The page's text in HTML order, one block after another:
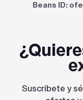
Beans ID:
Suscríbete y